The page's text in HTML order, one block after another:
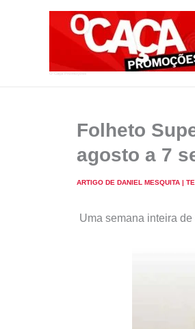
Folheto
agosto a 7
ARTIGO DE DANIEL MESQUITA |
Uma semana inteira